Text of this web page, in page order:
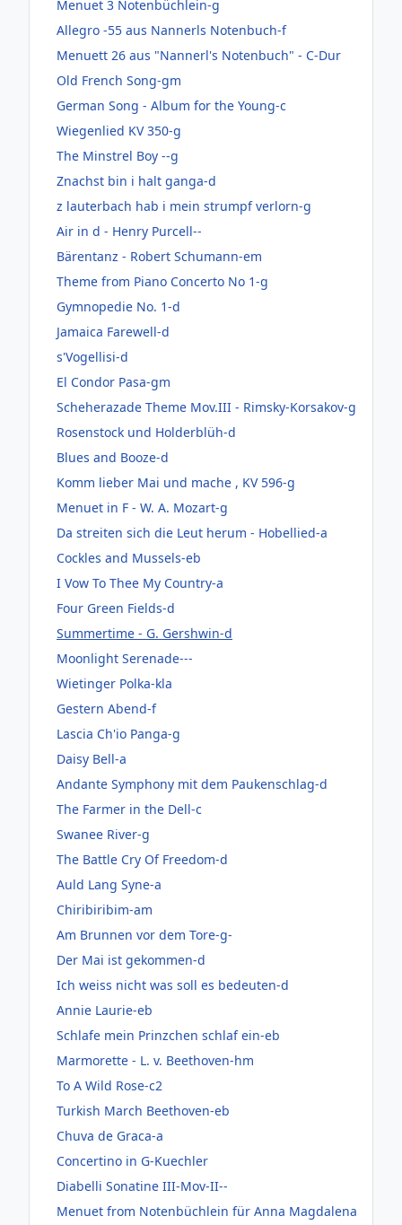
Menuet 3 Notenbüchlein-g
Allegro -55 aus Nannerls Notenbuch-f
Menuett 26 aus "Nannerl's Notenbuch" - C-Dur
Old French Song-gm
German Song - Album for the Young-c
Wiegenlied KV 350-g
The Minstrel Boy --g
Znachst bin i halt ganga-d
z lauterbach hab i mein strumpf verlorn-g
Air in d - Henry Purcell--
Bärentanz - Robert Schumann-em
Theme from Piano Concerto No 1-g
Gymnopedie No. 1-d
Jamaica Farewell-d
s'Vogellisi-d
El Condor Pasa-gm
Scheherazade Theme Mov.III - Rimsky-Korsakov-g
Rosenstock und Holderblüh-d
Blues and Booze-d
Komm lieber Mai und mache , KV 596-g
Menuet in F - W. A. Mozart-g
Da streiten sich die Leut herum - Hobellied-a
Cockles and Mussels-eb
I Vow To Thee My Country-a
Four Green Fields-d
Summertime - G. Gershwin-d
Moonlight Serenade---
Wietinger Polka-kla
Gestern Abend-f
Lascia Ch'io Panga-g
Daisy Bell-a
Andante Symphony mit dem Paukenschlag-d
The Farmer in the Dell-c
Swanee River-g
The Battle Cry Of Freedom-d
Auld Lang Syne-a
Chiribiribim-am
Am Brunnen vor dem Tore-g-
Der Mai ist gekommen-d
Ich weiss nicht was soll es bedeuten-d
Annie Laurie-eb
Schlafe mein Prinzchen schlaf ein-eb
Marmorette - L. v. Beethoven-hm
To A Wild Rose-c2
Turkish March Beethoven-eb
Chuva de Graca-a
Concertino in G-Kuechler
Diabelli Sonatine III-Mov-II--
Menuet from Notenbüchlein für Anna Magdalena